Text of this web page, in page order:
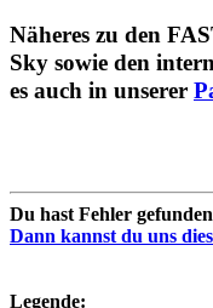
Näheres zu den
Sky sowie den
es auch in unserer
Du hast Fehler
Dann kannst du uns
Legende: